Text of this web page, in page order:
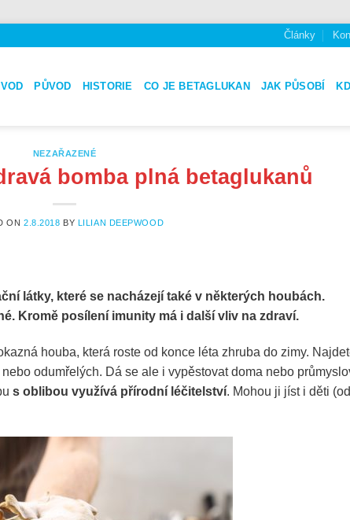
Články
PŮVOD HISTORIE CO JE BETAGLUKAN JAK PŮSOBÍ
NEZAŘAZENÉ
bomba plná betaglukanů
ON 2.8.2018 BY LILIAN DEEPWOOD
látky, které se nacházejí také v některých houbách.
Kromě posílení imunity má i další vliv na zdraví.
houba, která roste od konce léta zhruba do zimy.
odumřelých. Dá se ale i vypěstovat doma nebo
s oblibou využívá přírodní léčitelství. Mohou ji jíst i děti